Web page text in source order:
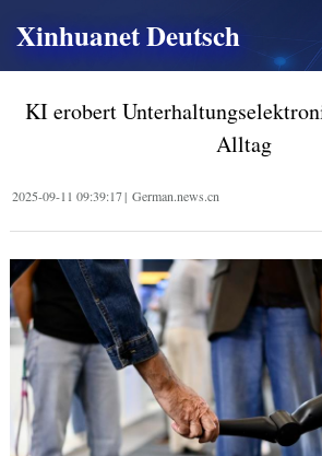
Xinhuanet Deutsch
KI erobert
Alltag
2025-09-11 09:39:17| German.news.cn